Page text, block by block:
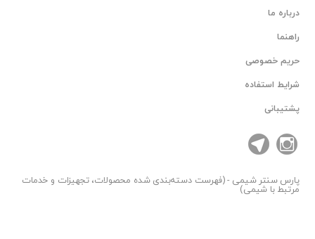
درباره ما
راهنما
حریم خصوصی
شرایط استفاده
پشتیبانی
پارس سنترشیمی - (فهرست دسته‌بندی شده محصولات، تجهیزات و خدمات
مرتبط با شیمی)